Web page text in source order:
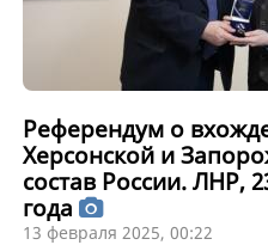
Референдум о
Херсонской и
состав России. ЛНР,
года
13 февраля 2025, 00:22